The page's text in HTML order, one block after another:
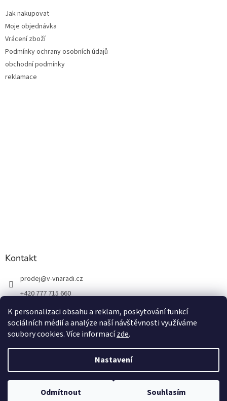
K personalizaci obsahu a reklam, poskytování funkcí
sociálních médií a analýze naší návštěvnosti využíváme
soubory cookies. Více informacízde.
Nastavení
Odmítnout Souhlasím
Jak nakupovat
Moje objednávka
Vrácení zboží
Podmínky ochrany osobních údajů
obchodní podmínky
reklamace
Kontakt
prodej@v-vnaradi.cz
+420 777 715 660
Copyright 2026V-VNÁŘADÍ. Všechna práva vyhrazena.Upravit